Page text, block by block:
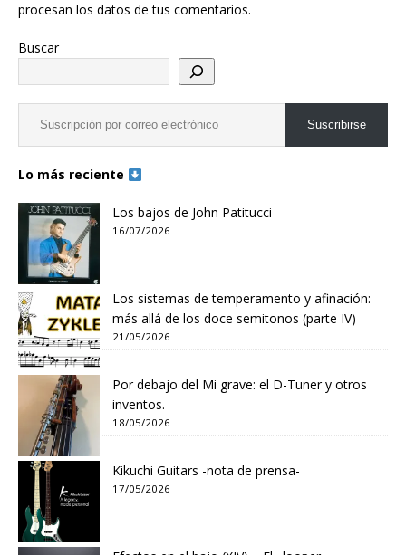
procesan los datos de tus comentarios.
Buscar
Suscribirse
Lo más reciente
Los bajos de John Patitucci
16/07/2026
Los sistemas de temperamento y afinación:
más allá de los doce semitonos (parte IV)
21/05/2026
Por debajo del Mi grave: el D-Tuner y otros
inventos.
18/05/2026
Kikuchi Guitars -nota de prensa-
17/05/2026